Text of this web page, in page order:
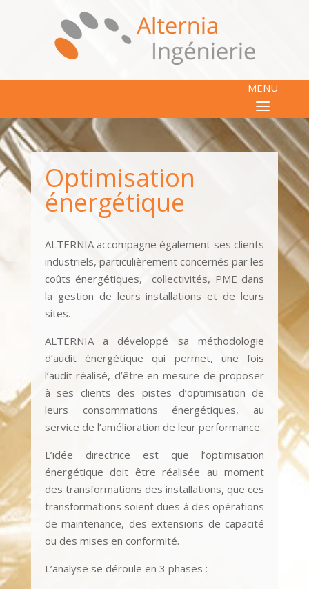
MENU
Optimisation
énergétique
ALTERNIA accompagne également ses clients
industriels, particulièrement concernés par les
coûts énergétiques, collectivités, PME dans
la gestion de leurs installations et de leurs
sites.
ALTERNIA a développé sa méthodologie
d’audit énergétique qui permet, une fois
l’audit réalisé, d’être en mesure de proposer
à ses clients des pistes d’optimisation de
leurs consommations énergétiques, au
service de l’amélioration de leur performance.
L’idée directrice est que l’optimisation
énergétique doit être réalisée au moment
des transformations des installations, que ces
transformations soient dues à des opérations
de maintenance, des extensions de capacité
ou des mises en conformité.
L’analyse se déroule en 3 phases :